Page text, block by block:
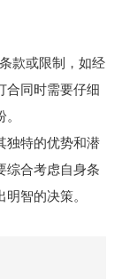
款或限制，如经
合同时需要仔细
独特的优势和潜
综合考虑自身条
智的决策。